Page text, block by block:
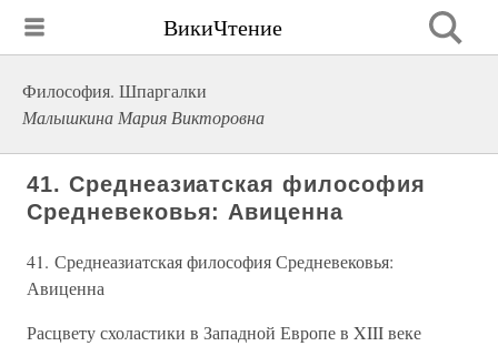
ВикиЧтение
Философия. Шпаргалки
Малышкина Мария Викторовна
41. Среднеазиатская философия
Средневековья: Авиценна
41. Среднеазиатская философия Средневековья:
Авиценна
Расцвету схоластики в Западной Европе в XIII веке